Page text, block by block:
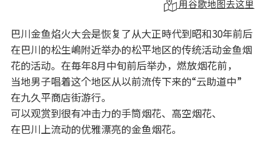
用谷歌地图去这里
巴川金鱼焰火大会是恢复了从大正時代到昭和30年前后
在巴川的松生嶋附近举办的松平地区的传统活动金鱼烟
花的活动。在毎年8月中旬前后举办，燃放烟花前，
当地男子唱着这个地区从以前流传下来的“云助道中”
在九久平商店街游行。
可以观赏到很有冲击力的手筒烟花、高空烟花、
在巴川上流动的优雅漂亮的金鱼烟花。